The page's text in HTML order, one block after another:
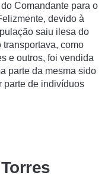
Comandante para o
devido à
saiu ilesa do
como
e outros, foi vendida
parte da mesma sido
parte de indivíduos